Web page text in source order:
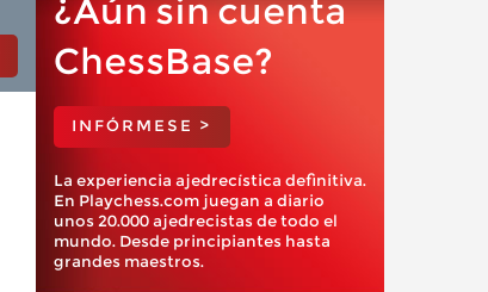
¿Aún sin cuenta
ChessBase?
INFÓRMESE >
La experiencia ajedrecística definitiva.
En Playchess.com juegan a diario
unos 20.000 ajedrecistas de todo el
mundo. Desde principiantes hasta
grandes maestros.